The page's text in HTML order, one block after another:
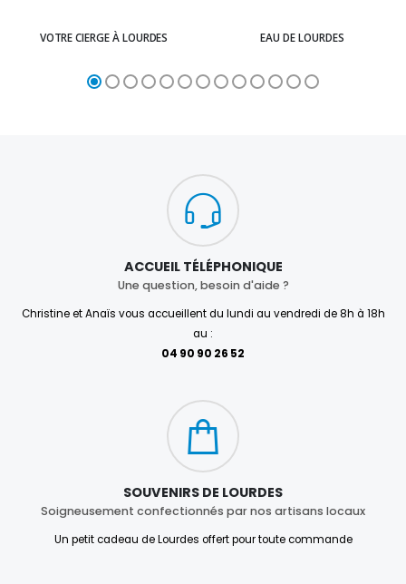
VOTRE CIERGE À LOURDES EAU DE LOURDES
ACCUEIL TÉLÉPHONIQUE
Une question, besoin d'aide ?
Christine et Anaïs vous accueillent du lundi au vendredi de 8h à 18h
au :
04 90 90 26 52
SOUVENIRS DE LOURDES
Soigneusement confectionnés par nos artisans locaux
Un petit cadeau de Lourdes offert pour toute commande